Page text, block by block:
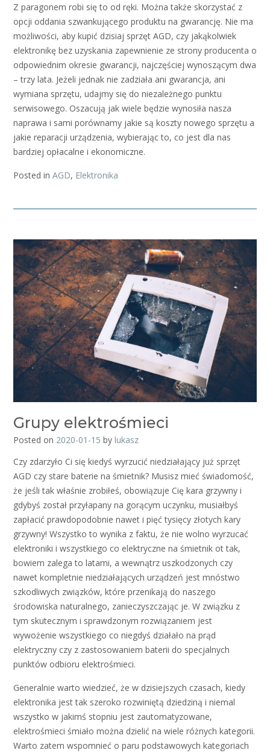
Z paragonem robi się to od ręki. Można także skorzystać z
opcji oddania szwankującego produktu na gwarancję. Nie ma
możliwości, aby kupić dzisiaj sprzęt AGD, czy jakąkolwiek
elektronikę bez uzyskania zapewnienie ze strony producenta o
odpowiednim okresie gwarancji, najczęściej wynoszącym dwa
– trzy lata. Jeżeli jednak nie zadziała ani gwarancja, ani
wymiana sprzętu, udajmy się do niezależnego punktu
serwisowego. Oszacują jak wiele będzie wynosiła nasza
naprawa i sami porównamy jakie są koszty nowego sprzętu a
jakie reparacji urządzenia, wybierając to, co jest dla nas
bardziej opłacalne i ekonomiczne.
Posted in AGD, Elektronika
Grupy elektrośmieci
Posted on 2020-01-15 by lukasz
Czy zdarzyło Ci się kiedyś wyrzucić niedziałający już sprzęt
AGD czy stare baterie na śmietnik? Musisz mieć świadomość,
że jeśli tak właśnie zrobiłeś, obowiązuje Cię kara grzywny i
gdybyś został przyłapany na gorącym uczynku, musiałbyś
zapłacić prawdopodobnie nawet i pięć tysięcy złotych kary
grzywny! Wszystko to wynika z faktu, że nie wolno wyrzucać
elektroniki i wszystkiego co elektryczne na śmietnik ot tak,
bowiem zalega to latami, a wewnątrz uszkodzonych czy
nawet kompletnie niedziałających urządzeń jest mnóstwo
szkodliwych związków, które przenikają do naszego
środowiska naturalnego, zanieczyszczając je. W związku z
tym skutecznym i sprawdzonym rozwiązaniem jest
wywożenie wszystkiego co niegdyś działało na prąd
elektryczny czy z zastosowaniem baterii do specjalnych
punktów odbioru elektrośmieci.
Generalnie warto wiedzieć, że w dzisiejszych czasach, kiedy
elektronika jest tak szeroko rozwiniętą dziedziną i niemal
wszystko w jakimś stopniu jest zautomatyzowane,
elektrośmieci śmiało można dzielić na wiele różnych kategorii.
Warto zatem wspomnieć o paru podstawowych kategoriach